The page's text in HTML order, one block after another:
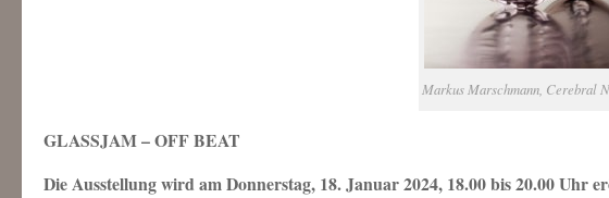
Markus Marschmann, Cerebral
GLASSJAM – OFF BEAT
Die Ausstellung wird am Donnerstag, 18. Januar 2024, 18.00 bis 20.00 Uhr